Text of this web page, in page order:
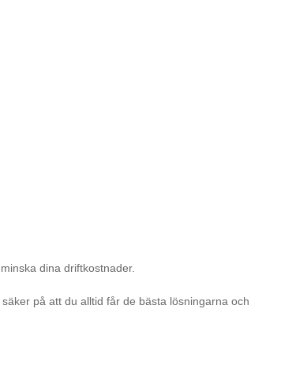
dina driftkostnader.
på att du alltid får de bästa lösningarna och